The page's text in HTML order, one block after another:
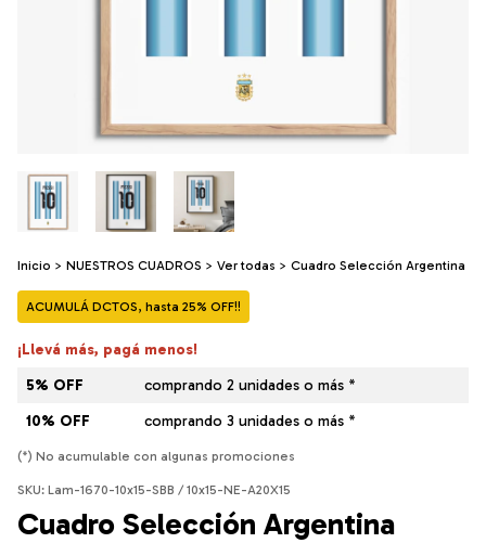
Inicio > NUESTROS CUADROS > Ver todas > Cuadro Selección Argentina
ACUMULÁ DCTOS, hasta 25% OFF!!
¡Llevá más, pagá menos!
5% OFF
comprando 2 unidades o más *
10% OFF
comprando 3 unidades o más *
(*) No acumulable con algunas promociones
SKU: Lam-1670-10x15-SBB / 10x15-NE-A20X15
Cuadro Selección Argentina